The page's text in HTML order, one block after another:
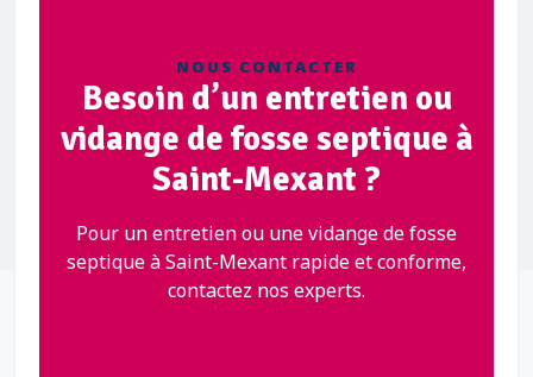
NOUS CONTACTER
Besoin d’un entretien ou
vidange de fosse septique à
Saint-Mexant ?
Pour un entretien ou une vidange de fosse
septique à Saint-Mexant rapide et conforme,
contactez nos experts.